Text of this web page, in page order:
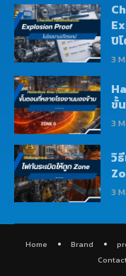
ปิ
3
ขั้
3
วิ
3
Home Brand